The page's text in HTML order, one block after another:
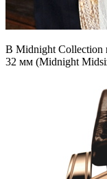
В Midnight Collection
32 мм (Midnight